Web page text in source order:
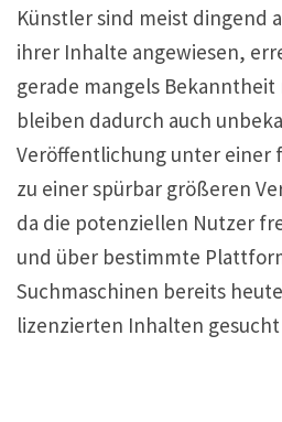
Künstler sind meist dingend
ihrer Inhalte angewiesen,
gerade mangels Bekanntheit
bleiben dadurch auch
Veröffentlichung unter einer
zu einer spürbar größeren
da die potenziellen Nutzer
und über bestimmte
Suchmaschinen bereits
lizenzierten Inhalten